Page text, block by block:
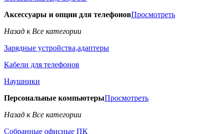
Аксессуары и опции для телефоновПросмотреть
Назад к Все категории
Зарядные устройства,адаптеры
Кабели для телефонов
Наушники
Персональные компьютерыПросмотреть
Назад к Все категории
Собранные офисные ПК